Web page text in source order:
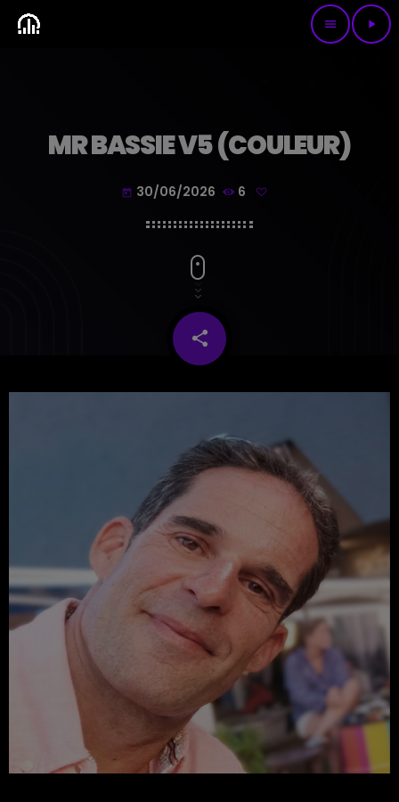
menu play_arrow
MR BASSIE V5 (COULEUR)
today 30/06/2026 6
share
email